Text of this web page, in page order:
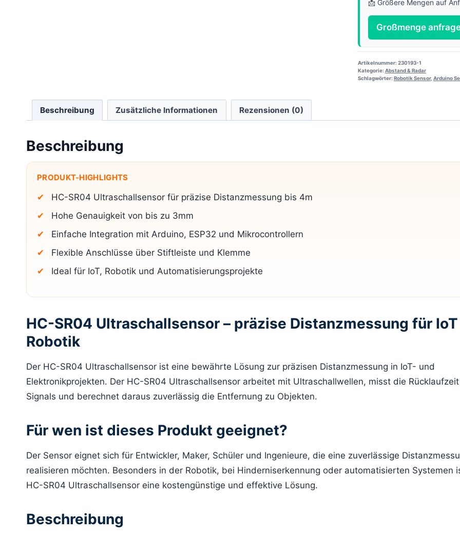
📩 Größere Mengen auf
Großmenge
Artikelnummer:230193-1
Kategorie:Abstand & Radar
Schlagwörter:Robotik Sensor, Arduino
Beschreibung Zusätzliche Informationen Rezensionen (0)
Beschreibung
PRODUKT-HIGHLIGHTS
HC-SR04 Ultraschallsensor für präzise Distanzmessung bis 4m
Hohe Genauigkeit von bis zu 3mm
Einfache Integration mit Arduino, ESP32 und Mikrocontrollern
Flexible Anschlüsse über Stiftleiste und Klemme
Ideal für IoT, Robotik und Automatisierungsprojekte
HC-SR04 Ultraschallsensor – präzise Distanzmessung für
Robotik
Der HC-SR04 Ultraschallsensor ist eine bewährte Lösung zur präzisen Distanzmessung in IoT- und
Elektronikprojekten. Der HC-SR04 Ultraschallsensor arbeitet mit Ultraschallwellen, misst die
Signals und berechnet daraus zuverlässig die Entfernung zu Objekten.
Für wen ist dieses Produkt geeignet?
Der Sensor eignet sich für Entwickler, Maker, Schüler und Ingenieure, die eine zuverlässige
realisieren möchten. Besonders in der Robotik, bei Hinderniserkennung oder automatisierten Systemen
HC-SR04 Ultraschallsensor eine kostengünstige und effektive Lösung.
Beschreibung